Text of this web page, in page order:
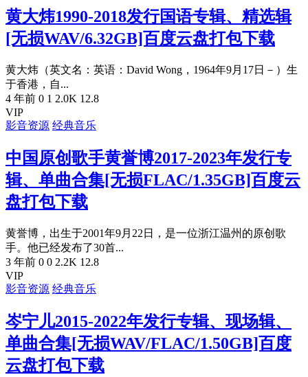
黄大炜1990-2018发行国语专辑、精选辑
[无损WAV/6.32GB]百度云盘打包下载
黄大炜（英文名：英语：David Wong，1964年9月17日－）生
于香港，自...
4 年前 0 1 2.0K 12.8
VIP
影音资源 经典音乐
中国原创歌手黄誉博2017-2023年发行专
辑、单曲合集[无损FLAC/1.35GB]百度云
盘打包下载
黄誉博，出生于2001年9月22日，是一位浙江温州的原创歌
手。他已经发布了30首...
3 年前 0 0 2.2K 12.8
VIP
影音资源 经典音乐
岑宁儿2015-2022年发行专辑、现场辑、
单曲合集[无损WAV/FLAC/1.50GB]百度
云盘打包下载